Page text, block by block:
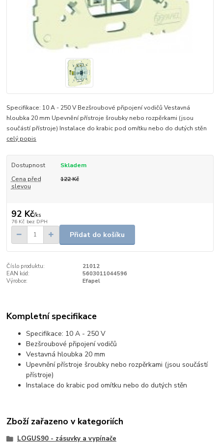
Specifikace: 10 A - 250 V Bezšroubové připojení vodičů Vestavná
hloubka 20 mm Upevnění přístroje šroubky nebo rozpěrkami (jsou
součástí přístroje) Instalace do krabic pod omítku nebo do dutých stěn
celý popis
Dostupnost
Skladem
Cena před
slevou
122 Kč
92 Kč/ks
76 Kč bez DPH
Přidat do košíku
Číslo produktu:
21012
EAN kód:
5603011044596
Výrobce:
Efapel
Kompletní specifikace
Specifikace: 10 A - 250 V
Bezšroubové připojení vodičů
Vestavná hloubka 20 mm
Upevnění přístroje šroubky nebo rozpěrkami (jsou součástí
přístroje)
Instalace do krabic pod omítku nebo do dutých stěn
Zboží zařazeno v kategoriích
LOGUS90 - zásuvky a vypínače